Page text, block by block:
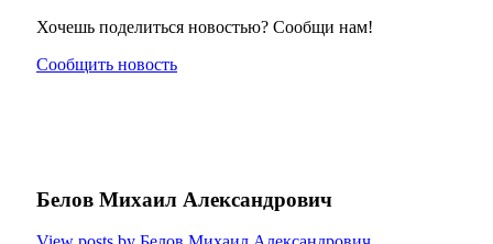
Хочешь поделиться новостью? Сообщи нам!
Сообщить новость
Белов Михаил Александрович